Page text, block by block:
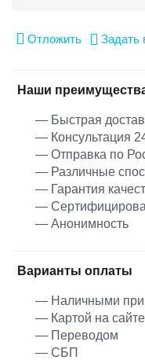
Отложить Задать
Наши
— Быстрая
— Консультация
— Отправка по
— Различные
— Гарантия
—
— Анонимность
Варианты оплаты
— Наличными при
— Картой на сайте
— Переводом
— СБП